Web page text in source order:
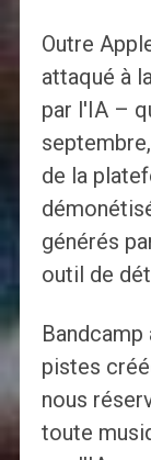
Outre
attaqué à
par l'IA –
de la
générés
outil de
pistes
nous
toute